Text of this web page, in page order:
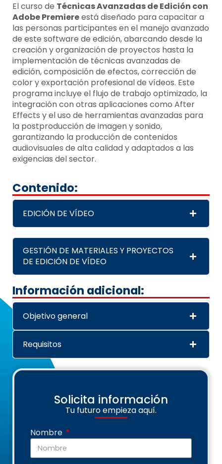
El curso de Técnicas Avanzadas de Edición con
Adobe Premiereestá diseñado para capacitar a
las personas participantes en el manejo avanzado
de este software de edición, abarcando desde la
creación y organización de proyectos hasta la
implementación de técnicas avanzadas de
edición, composición de efectos, corrección de
color y exportación profesional de vídeos. Este
programa incluye el flujo de trabajo optimizado, la
integración con otras aplicaciones como After
Effects y el uso de herramientas avanzadas para
la postproducción de imagen y sonido,
garantizando la producción de contenidos
audiovisuales de alta calidad y adaptados a las
exigencias del sector.
Contenido:
EDICIÓN DE VÍDEO
GESTIÓN DE MATERIALES Y PROYECTOS
DE EDICIÓN DE VÍDEO
Información adicional:
Objetivo general
Requisitos
Solicita información
Tu futuro empieza aquí.
Nombre